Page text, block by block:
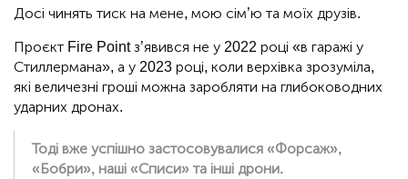
Досі чинять тиск на мене, мою сім’ю та моїх друзів.
Проєкт Fire Point з’явився не у 2022 році «в гаражі у
Стиллермана», а у 2023 році, коли верхівка зрозуміла,
які величезні гроші можна заробляти на глибоководних
ударних дронах.
Тоді вже успішно застосовувалися «Форсаж»,
«Бобри», наші «Списи» та інші дрони.